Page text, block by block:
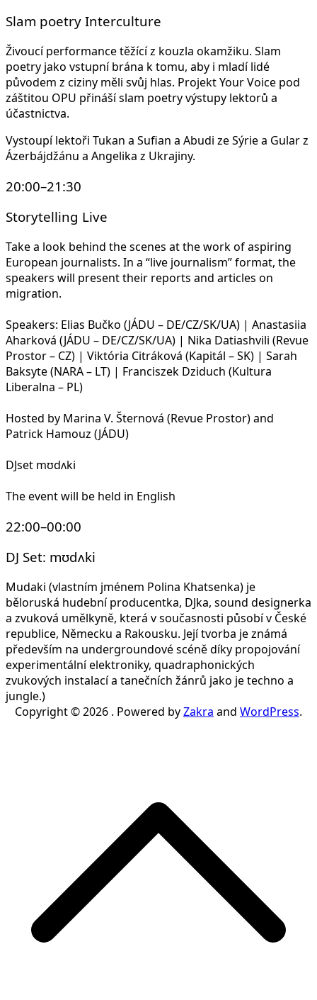
Slam poetry Interculture
Živoucí performance těžící z kouzla okamžiku. Slam
poetry jako vstupní brána k tomu, aby i mladí lidé
původem z ciziny měli svůj hlas. Projekt Your Voice pod
záštitou OPU přináší slam poetry výstupy lektorů a
účastnictva.
Vystoupí lektoři Tukan a Sufian a Abudi ze Sýrie a Gular z
Ázerbájdžánu a Angelika z Ukrajiny.
20:00–21:30
Storytelling Live
Take a look behind the scenes at the work of aspiring
European journalists. In a “live journalism” format, the
speakers will present their reports and articles on
migration.
Speakers: Elias Bučko (JÁDU – DE/CZ/SK/UA) | Anastasiia
Aharková (JÁDU – DE/CZ/SK/UA) | Nika Datiashvili (Revue
Prostor – CZ) | Viktória Citráková (Kapitál – SK) | Sarah
Baksyte (NARA – LT) | Franciszek Dziduch (Kultura
Liberalna – PL)
Hosted by Marina V. Šternová (Revue Prostor) and
Patrick Hamouz (JÁDU)
DJset mʊdʌki
The event will be held in English
22:00–00:00
DJ Set: mʊdʌki
Mudaki (vlastním jménem Polina Khatsenka) je
běloruská hudební producentka, DJka, sound designerka
a zvuková umělkyně, která v současnosti působí v České
republice, Německu a Rakousku. Její tvorba je známá
především na undergroundové scéně díky propojování
experimentální elektroniky, quadraphonických
zvukových instalací a tanečních žánrů jako je techno a
jungle.)
Copyright © 2026 . Powered byZakra and WordPress.